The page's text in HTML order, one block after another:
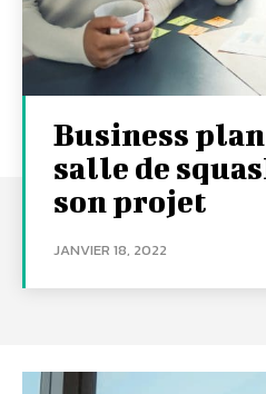
Business plan
salle de
son projet
JANVIER 18, 2022